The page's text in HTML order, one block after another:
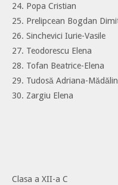
24. Popa Cristian
25. Prelipcean Bogdan
26. Sinchevici Iurie-Vasile
27. Teodorescu Elena
28. Tofan Beatrice-Elena
29. Tudosă Adriana-
30. Zargiu Elena
Clasa a XII-a C